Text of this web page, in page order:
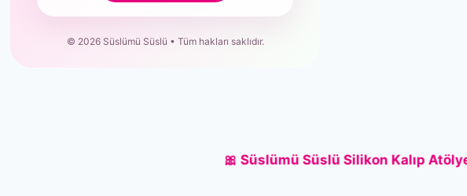
© 2026 Süslümü Süslü • Tüm hakları saklıdır.
🎀 Süslümü Süslü Silikon Kalıp Atölyesi •